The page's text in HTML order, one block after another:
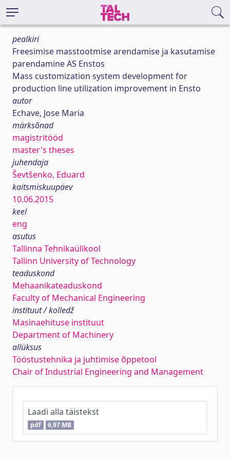
pealkiri
Freesimise masstootmise arendamise ja kasutamise
parendamine AS Enstos
Mass customization system development for
production line utilization improvement in Ensto
autor
Echave, Jose Maria
märksõnad
magistritööd
master's theses
juhendaja
Ševtšenko, Eduard
kaitsmiskuupäev
10.06.2015
keel
eng
asutus
Tallinna Tehnikaülikool
Tallinn University of Technology
teaduskond
Mehaanikateaduskond
Faculty of Mechanical Engineering
instituut / kolledž
Masinaehituse instituut
Department of Machinery
allüksus
Tööstustehnika ja juhtimise õppetool
Chair of Industrial Engineering and Management
Laadi alla täistekst
pdf 6,97 MB